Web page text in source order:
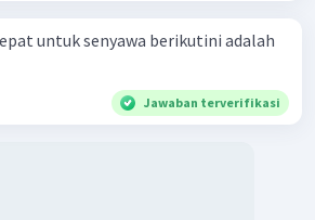
untuk senyawa berikutini adalah
Jawaban terverifikasi